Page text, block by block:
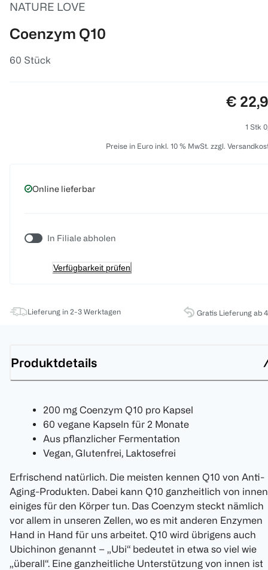
NATURE LOVE
Coenzym Q10
60 Stück
Preis:
€
1 Stk
Preise in Euro inkl. 10 % MwSt. zzgl.
Online lieferbar
In Filiale abholen
Verfügbarkeit prüfen
Lieferung in 2-3 Werktagen Gratis Lieferung ab
Produktdetails
200 mg Coenzym Q10 pro Kapsel
60 vegane Kapseln für 2 Monate
Aus pflanzlicher Fermentation
Vegan, Glutenfrei, Laktosefrei
Erfrischend natürlich. Die meisten kennen Q10 von Anti-
Aging-Produkten. Dabei kann Q10 ganzheitlich von innen
einiges für den Körper tun. Das Coenzym steckt nämlich
vor allem in unseren Zellen, wo es mit anderen Enzymen
Hand in Hand für uns arbeitet. Q10 wird übrigens auch
Ubichinon genannt – „Ubi“ bedeutet in etwa so viel wie
„überall“. Eine ganzheitliche Unterstützung von innen ist